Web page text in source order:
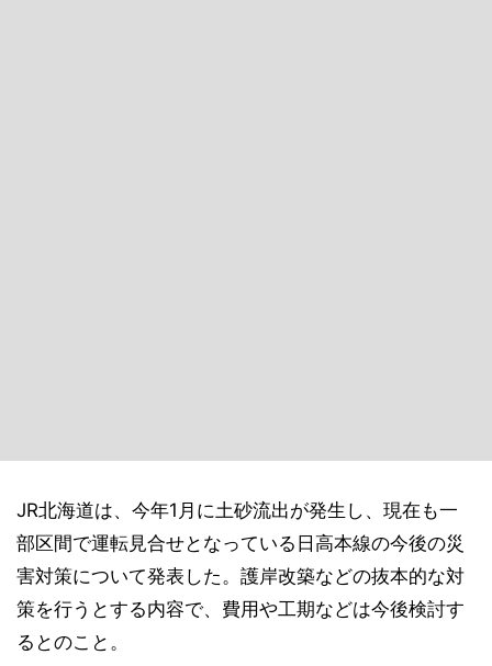
JR北海道は、今年1月に土砂流出が発生し、現在も一
部区間で運転見合せとなっている日高本線の今後の災
害対策について発表した。護岸改築などの抜本的な対
策を行うとする内容で、費用や工期などは今後検討す
るとのこと。